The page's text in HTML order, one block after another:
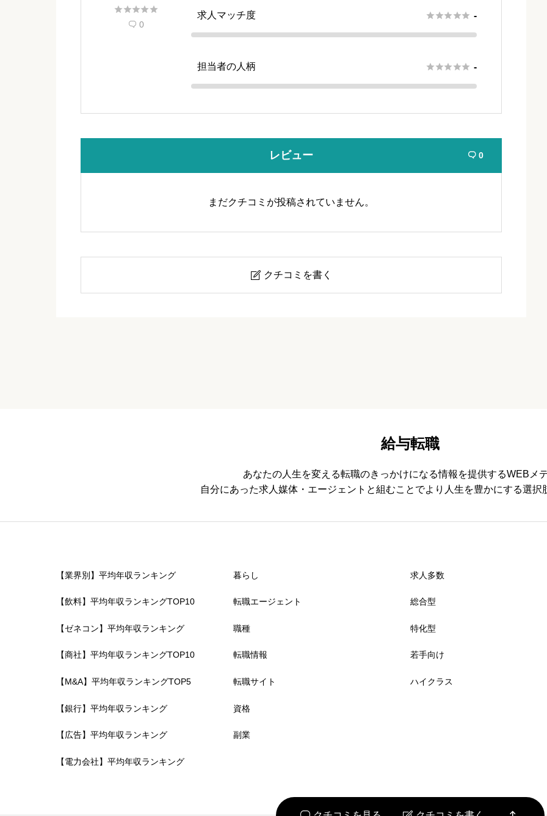

 0
求人マッチ度  -
担当者の人柄  -
レビュー  0
まだクチコミが投稿されていません。
 クチコミを書く
必須
星の数をお選びください 
担当者の人柄 必須

給与転職
あなたの人生を変える転職のきっかけになる情報を提供するWEBメデ
自分にあった求人媒体・エージェントと組むことでより人生を豊かにする選択
【業界別】平均年収ランキング
【飲料】平均年収ランキングTOP10
【ゼネコン】平均年収ランキング
【商社】平均年収ランキングTOP10
【M&A】平均年収ランキングTOP5
【銀行】平均年収ランキング
【広告】平均年収ランキング
【電力会社】平均年収ランキング
暮らし
転職エージェント
職種
転職情報
転職サイト
資格
副業
求人多数
総合型
特化型
若手向け
ハイクラス